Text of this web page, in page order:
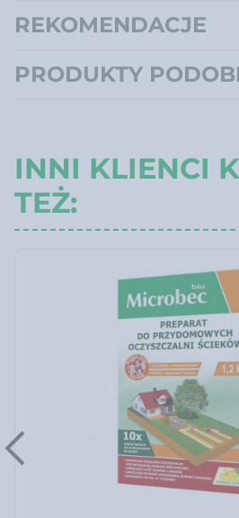
REKOMENDACJE
PRODUKTY
INNI KLIENCI
TEŻ: